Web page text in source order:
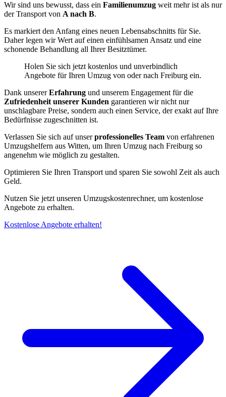
Wir sind uns bewusst, dass ein Familienumzug weit mehr ist als nur
der Transport von A nach B.
Es markiert den Anfang eines neuen Lebensabschnitts für Sie.
Daher legen wir Wert auf einen einfühlsamen Ansatz und eine
schonende Behandlung all Ihrer Besitztümer.
Holen Sie sich jetzt kostenlos und unverbindlich
Angebote für Ihren Umzug von oder nach Freiburg ein.
Dank unsererErfahrung und unserem Engagement für die
Zufriedenheit unserer Kunden garantieren wir nicht nur
unschlagbare Preise, sondern auch einen Service, der exakt auf Ihre
Bedürfnisse zugeschnitten ist.
Verlassen Sie sich auf unserprofessionelles Team von erfahrenen
Umzugshelfern aus Witten, um Ihren Umzug nach Freiburg so
angenehm wie möglich zu gestalten.
Optimieren Sie Ihren Transport und sparen Sie sowohl Zeit als auch
Geld.
Nutzen Sie jetzt unseren Umzugskostenrechner, um kostenlose
Angebote zu erhalten.
Kostenlose Angebote erhalten!